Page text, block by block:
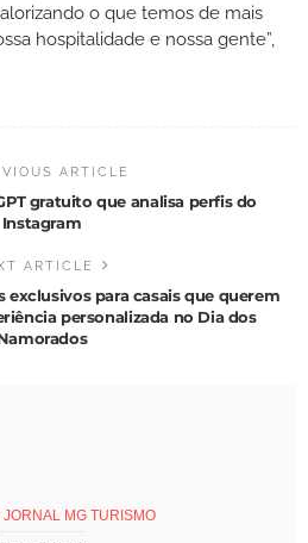
o que temos de mais
hospitalidade e nossa gente”,
ARTICLE
gratuito que analisa perfis do
Instagram
ARTICLE
exclusivos para casais que querem
personalizada no Dia dos
JORNAL MG TURISMO